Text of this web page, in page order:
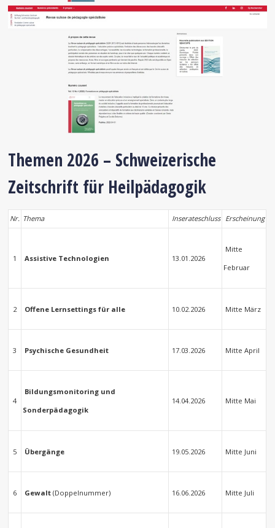
Themen 2026 – Schweizerische
Zeitschrift für Heilpädagogik
Nr. Thema Inserateschluss Erscheinung
1 Assistive Technologien 13.01.2026
Mitte
Februar
2 Offene Lernsettings für alle 10.02.2026 Mitte März
3 Psychische Gesundheit 17.03.2026 Mitte April
4
Bildungsmonitoring und
Sonderpädagogik
14.04.2026 Mitte Mai
5 Übergänge 19.05.2026 Mitte Juni
6 Gewalt(Doppelnummer) 16.06.2026 Mitte Juli